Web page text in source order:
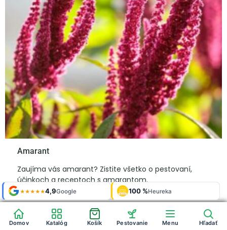
Amarant
Zaujíma vás amarant? Zistite všetko o pestovaní,
účinkoch a receptoch s amarantom.
★★★★★4,9Google OVĚŘENO
ZÁKAZNÍKY
Heureka 100 %Heureka
Shop roku'24 + '25 Galerie925 fotek
Domov Katalóg Košík Pestovanie Menu Hľadať
★★★★★4,9Google OVĚŘENO
ZÁKAZNÍKY
Heureka 100 %Heureka
Shop roku'24 + '25 Galerie925 fotek
Domov Katalóg Košík Pestovanie Menu Hľadať